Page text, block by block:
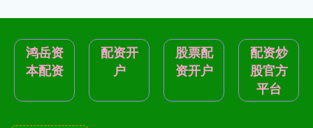
鸿岳资
本配资
配资开
户
股票配
资开户
配资炒
股官方
平台